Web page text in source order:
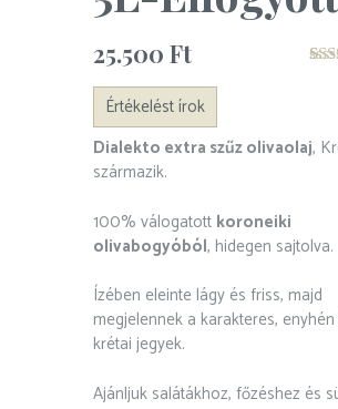
25.500 Ft
Értékelést írok
Dialekto extra szűz olivaolaj,
származik.
100% válogatott koroneiki
olivabogyóból, hidegen sajtolva.
Ízében eleinte lágy és friss, majd
megjelennek a karakteres,
krétai jegyek.
Ajánljuk salátákhoz, főzéshez és